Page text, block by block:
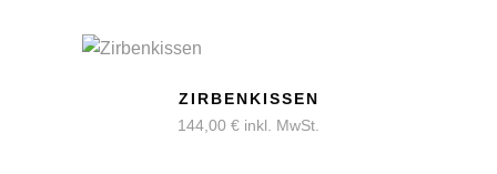
ZIRBENKISSEN
144,00 € inkl. MwSt.